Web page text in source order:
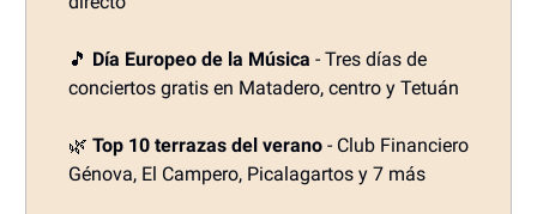
🎵 Día Europeo de la Música - Tres días de
conciertos gratis en Matadero, centro y Tetuán
🌿 Top 10 terrazas del verano - Club Financiero
Génova, El Campero, Picalagartos y 7 más